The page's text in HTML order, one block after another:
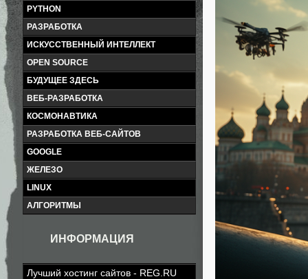
PYTHON
РАЗРАБОТКА
ИСКУССТВЕННЫЙ ИНТЕЛЛЕКТ
OPEN SOURCE
БУДУЩЕЕ ЗДЕСЬ
ВЕБ-РАЗРАБОТКА
КОСМОНАВТИКА
РАЗРАБОТКА ВЕБ-САЙТОВ
GOOGLE
ЖЕЛЕЗО
LINUX
АЛГОРИТМЫ
ИНФОРМАЦИЯ
Лучший хостинг сайтов - REG.RU